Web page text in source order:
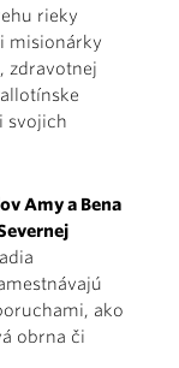
rieky
misionárky
zdravotnej
svojich
Amy a Bena
ako
obrna či